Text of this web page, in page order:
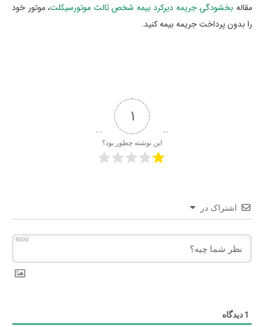
مقاله بخشودگی جریمه دیرکرد بیمه شخص ثالث موتورسیکلت، موتور خود
را بدون پرداخت جریمه بیمه کنید.
1
این نوشته چطور بود؟
اشتراک در
5000
1دیدگاه